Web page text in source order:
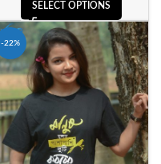
SELECT OPTIONS
-22%